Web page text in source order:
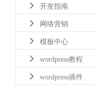
开发指南
网络营销
模板中心
wordpress教程
wordpress插件